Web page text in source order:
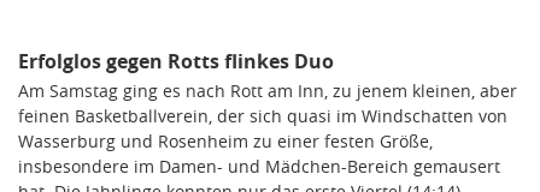
Erfolglos gegen Rotts flinkes Duo
Am Samstag ging es nach Rott am Inn, zu jenem kleinen, aber
feinen Basketballverein, der sich quasi im Windschatten von
Wasserburg und Rosenheim zu einer festen Größe,
insbesondere im Damen- und Mädchen-Bereich gemausert